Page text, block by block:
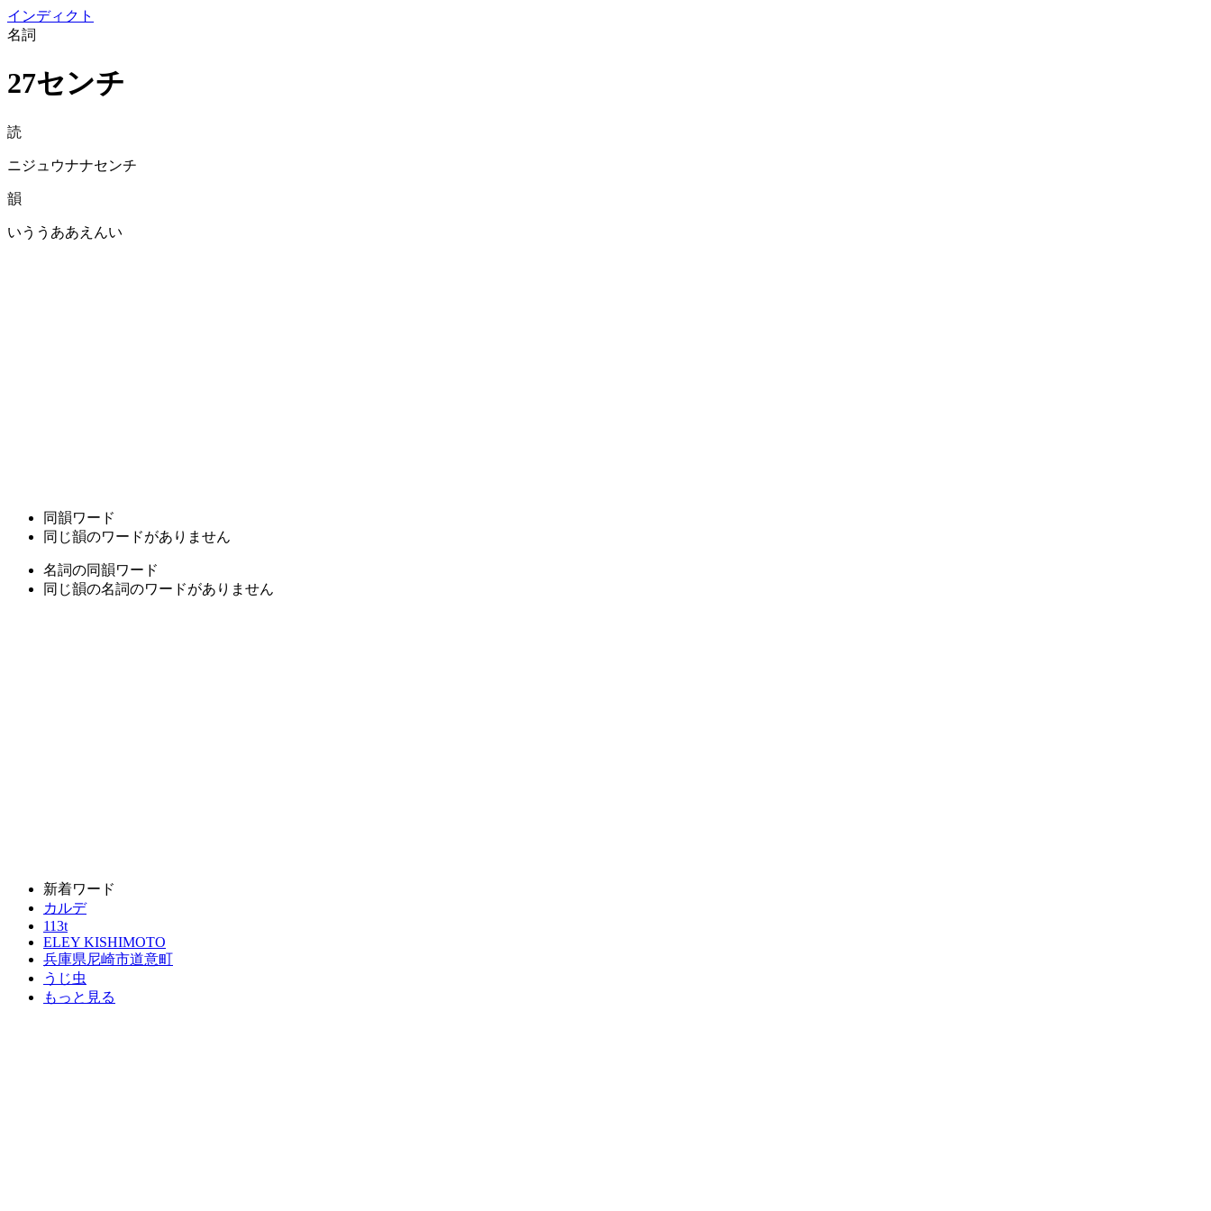
インディクト
名詞
27センチ
読
ニジュウナナセンチ
韻
いううああえんい
同韻ワード
同じ韻のワードがありません
名詞の同韻ワード
同じ韻の名詞のワードがありません
新着ワード
カルデ
113t
ELEY KISHIMOTO
兵庫県尼崎市道意町
うじ虫
もっと見る